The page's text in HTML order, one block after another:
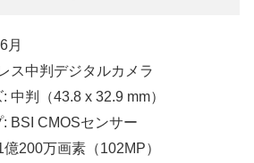
月
ス中判デジタルカメラ
中判（43.8 x 32.9 mm）
BSI CMOSセンサー
200万画素（102MP）